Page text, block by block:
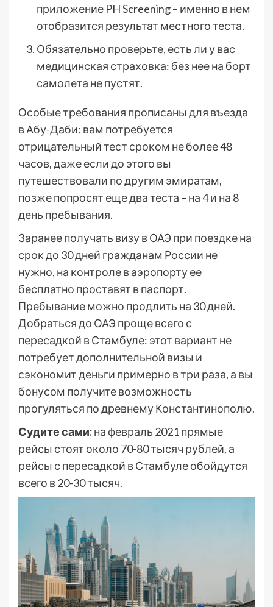
приложение PH Screening – именно в нем
отобразится результат местного теста.
Обязательно проверьте, есть ли у вас
медицинская страховка: без нее на борт
самолета не пустят.
Особые требования прописаны для въезда
в Абу-Даби: вам потребуется
отрицательный тест сроком не более 48
часов, даже если до этого вы
путешествовали по другим эмиратам,
позже попросят еще два теста – на 4 и на 8
день пребывания.
Заранее получать визу в ОАЭ при поездке на
срок до 30 дней гражданам России не
нужно, на контроле в аэропорту ее
бесплатно проставят в паспорт.
Пребывание можно продлить на 30 дней.
Добраться до ОАЭ проще всего с
пересадкой в Стамбуле: этот вариант не
потребует дополнительной визы и
сэкономит деньги примерно в три раза, а вы
бонусом получите возможность
прогуляться по древнему Константинополю.
Судите сами:на февраль 2021 прямые
рейсы стоят около 70-80 тысяч рублей, а
рейсы с пересадкой в Стамбуле обойдутся
всего в 20-30 тысяч.